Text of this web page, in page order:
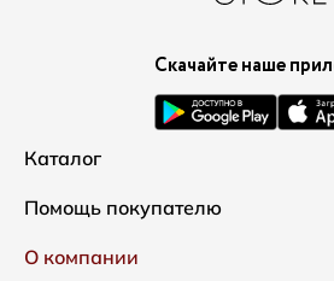
Скачайте наше
Каталог
Новинки
Одежда
Помощь покупателю
Доставка и оплата
О компании